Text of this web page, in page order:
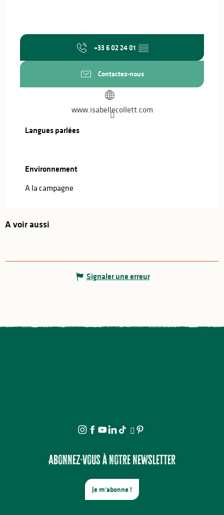
+33 6 02 24 01 ▒▒
Contactez-nous
www.isabellecollett.com
Langues parlées
Langues parlées
Environnement
Environnement
A la campagne
A voir aussi
Signaler une erreur
Abonnez-vous à notre newsletter
Je m'abonne !